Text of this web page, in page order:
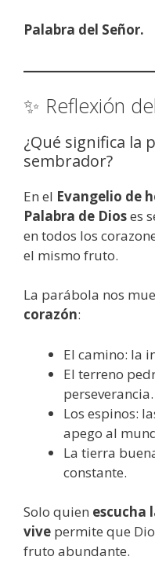
Palabra del Señor.
✨ Reflexión
¿Qué significa la
sembrador?
En el Evangelio de
Palabra de Dioses
en todos los
el mismo fruto.
La parábola nos
corazón:
El camino: la
El terreno
perseverancia.
Los espinos:
apego al
La tierra
constante.
Solo quien escucha
vive permite que
fruto abundante.